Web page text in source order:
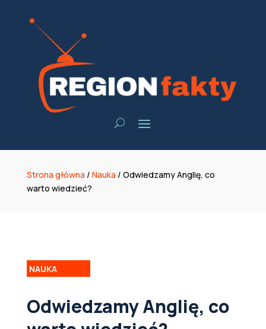
Strona główna / Nauka / Odwiedzamy Anglię, co
warto wiedzieć?
NAUKA
Odwiedzamy Anglię, co